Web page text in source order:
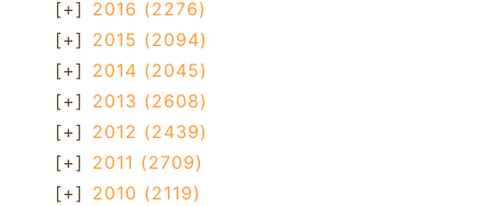
[+] 2016 (2276)
[+] 2015 (2094)
[+] 2014 (2045)
[+] 2013 (2608)
[+] 2012 (2439)
[+] 2011 (2709)
[+] 2010 (2119)